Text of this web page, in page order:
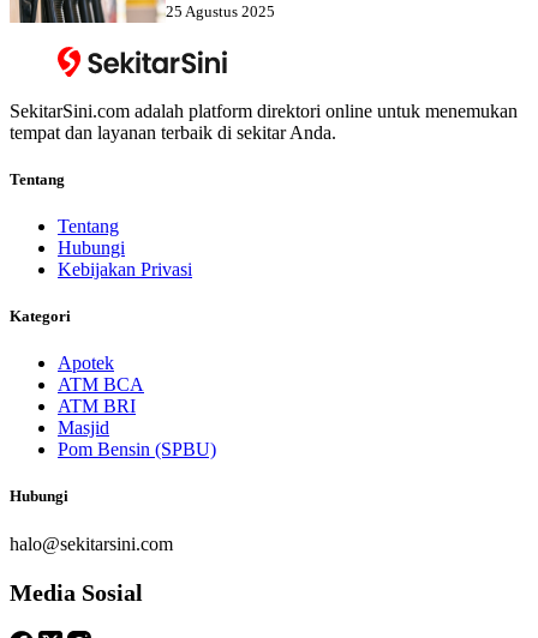
25 Agustus 2025
SekitarSini.com adalah platform direktori online untuk menemukan
tempat dan layanan terbaik di sekitar Anda.
Tentang
Tentang
Hubungi
Kebijakan Privasi
Kategori
Apotek
ATM BCA
ATM BRI
Masjid
Pom Bensin (SPBU)
Hubungi
halo@sekitarsini.com
Media Sosial